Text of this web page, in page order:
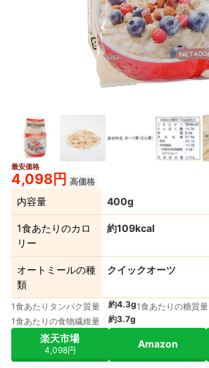
最安価格
4,098円 高価格
内容量 400g
1食あたりのカロ
リー
約109kcal
オートミールの種
類
クイックオーツ
1食あたりタンパク質量 約4.3g1食あたりの糖質量
1食あたりの食物繊維量
約3.7g
楽天市場
4,098円
Amazon